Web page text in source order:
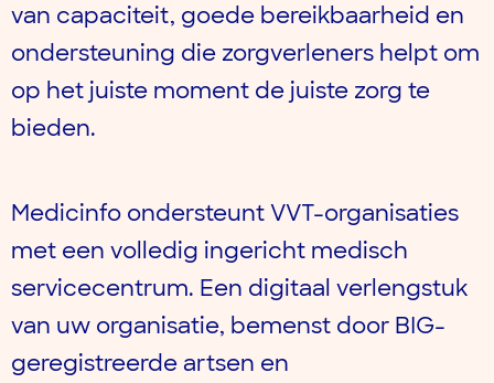
van capaciteit, goede bereikbaarheid en
ondersteuning die zorgverleners helpt om
op het juiste moment de juiste zorg te
bieden.
Medicinfo ondersteunt VVT-organisaties
met een volledig ingericht medisch
servicecentrum. Een digitaal verlengstuk
van uw organisatie, bemenst door BIG-
geregistreerde artsen en